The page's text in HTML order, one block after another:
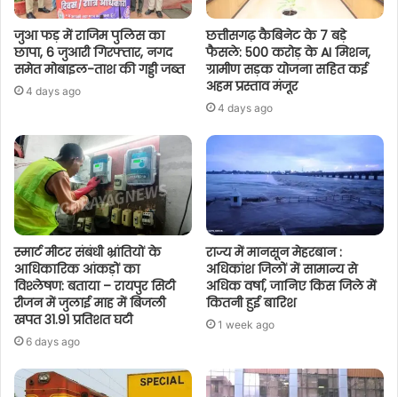
जुआ फड़ में राजिम पुलिस का
छापा, 6 जुआरी गिरफ्तार, नगद
समेत मोबाइल-ताश की गड्डी जब्त
4 days ago
छत्तीसगढ़ कैबिनेट के 7 बड़े
फैसले: 500 करोड़ के AI मिशन,
ग्रामीण सड़क योजना सहित कई
अहम प्रस्ताव मंजूर
4 days ago
स्मार्ट मीटर संबंधी भ्रांतियों के
आधिकारिक आंकड़ों का
विश्लेषण: बताया – रायपुर सिटी
रीजन में जुलाई माह में बिजली
खपत 31.91 प्रतिशत घटी
6 days ago
राज्य में मानसून मेहरबान :
अधिकांश जिलों में सामान्य से
अधिक वर्षा, जानिए किस जिले में
कितनी हुई बारिश
1 week ago